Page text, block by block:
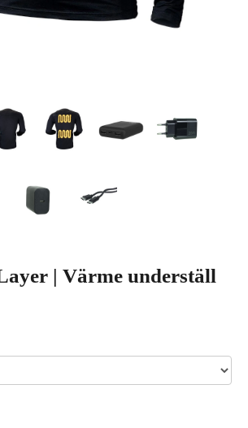
| Värme underställ